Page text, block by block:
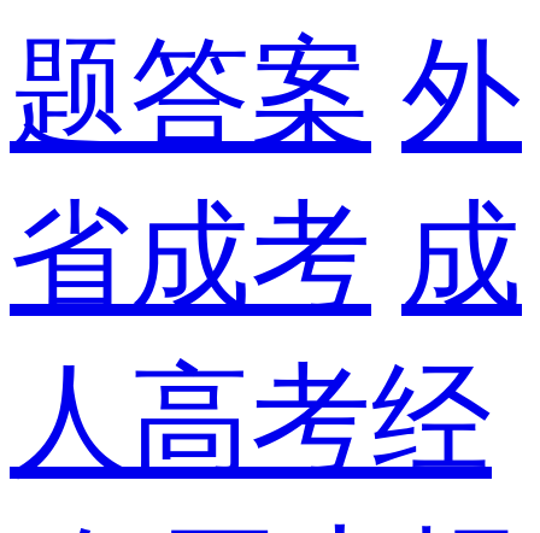
题答案 外
省成考 成
人高考经